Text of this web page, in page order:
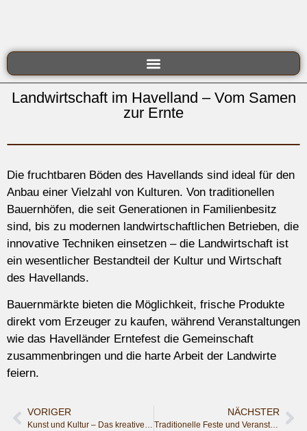
Landwirtschaft im Havelland – Vom Samen
zur Ernte
Die fruchtbaren Böden des Havellands sind ideal für den
Anbau einer Vielzahl von Kulturen. Von traditionellen
Bauernhöfen, die seit Generationen in Familienbesitz
sind, bis zu modernen landwirtschaftlichen Betrieben, die
innovative Techniken einsetzen – die Landwirtschaft ist
ein wesentlicher Bestandteil der Kultur und Wirtschaft
des Havellands.
Bauernmärkte bieten die Möglichkeit, frische Produkte
direkt vom Erzeuger zu kaufen, während Veranstaltungen
wie das Havelländer Erntefest die Gemeinschaft
zusammenbringen und die harte Arbeit der Landwirte
feiern.
VORIGER NÄCHSTER
Traditionelle Feste und Veranstaltungen – Gemeinschaftsgeist im Havelland